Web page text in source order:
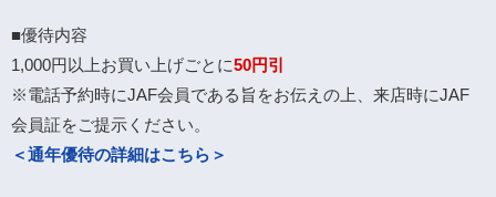
■優待内容
1,000円以上お買い上げごとに50円引
※電話予約時にJAF会員である旨をお伝えの上、来店時にJAF
会員証をご提示ください。
＜通年優待の詳細はこちら＞